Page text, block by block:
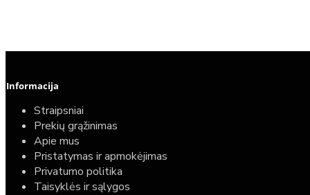
Informacija
Straipsniai
Prekių grąžinimas
Apie mus
Pristatymas ir apmokėjimas
Privatumo politika
Taisyklės ir sąlygos